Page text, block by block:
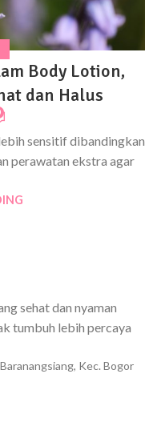
Body Lotion,
dan Halus
sensitif dibandingkan
perawatan ekstra agar
sehat dan nyaman
tumbuh lebih percaya
Kec. Bogor